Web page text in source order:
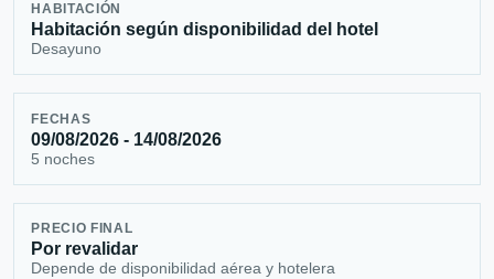
HABITACIÓN
Habitación según disponibilidad del hotel
Desayuno
FECHAS
09/08/2026 - 14/08/2026
5 noches
PRECIO FINAL
Por revalidar
Depende de disponibilidad aérea y hotelera